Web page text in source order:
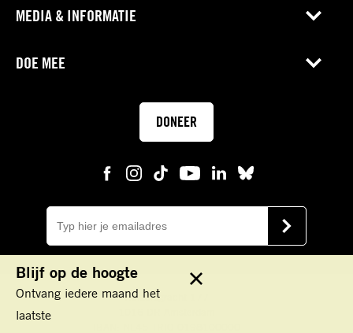
MEDIA & INFORMATIE
DOE MEE
DONEER
mail
VERSTUUR
Keizersgracht 177
Blijf op de hoogte
Ontvang iedere maand het
laatste
Sluit